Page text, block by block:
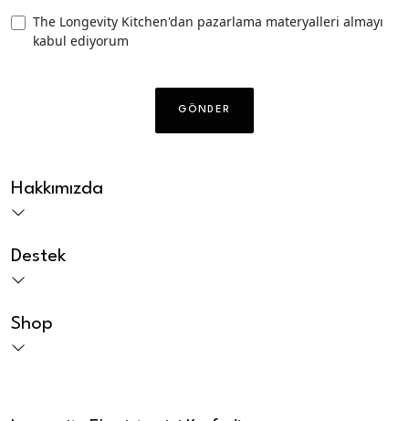
TLK
Pazarlama
The Longevity Kitchen'dan pazarlama materyalleri almayı
kabul ediyorum
Hakkımızda
Destek
Shop